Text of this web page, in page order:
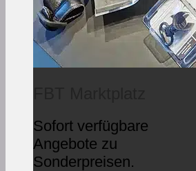
Sofort verfügbare
Angebote zu
Sonderpreisen.